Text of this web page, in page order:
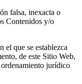
falsa, inexacta o
Contenidos y/o
que se establezca
de este Sitio Web,
jurídico